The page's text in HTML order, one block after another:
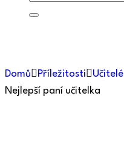
Domů Příležitosti Učitelé
Nejlepší paní učitelka